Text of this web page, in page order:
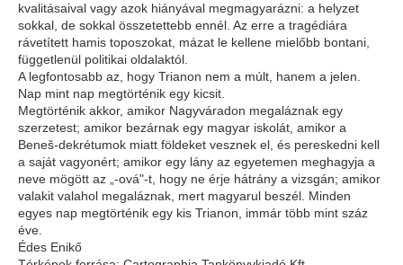
kvalitásaival vagy azok hiányával megmagyarázni: a helyzet
sokkal, de sokkal összetettebb ennél. Az erre a tragédiára
rávetített hamis toposzokat, mázat le kellene mielőbb bontani,
függetlenül politikai oldalaktól.
A legfontosabb az, hogy Trianon nem a múlt, hanem a jelen.
Nap mint nap megtörténik egy kicsit.
Megtörténik akkor, amikor Nagyváradon megaláznak egy
szerzetest; amikor bezárnak egy magyar iskolát, amikor a
Beneš-dekrétumok miatt földeket vesznek el, és pereskedni kell
a saját vagyonért; amikor egy lány az egyetemen meghagyja a
neve mögött az „-ová"-t, hogy ne érje hátrány a vizsgán; amikor
valakit valahol megaláznak, mert magyarul beszél. Minden
egyes nap megtörténik egy kis Trianon, immár több mint száz
éve.
Édes Enikő